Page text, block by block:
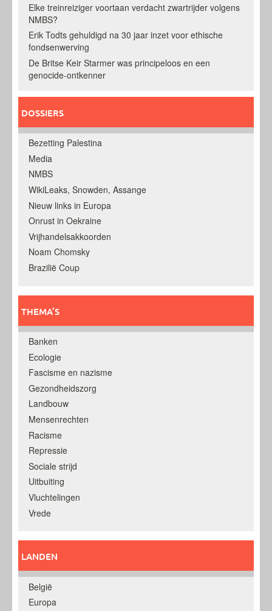
Elke treinreiziger voortaan verdacht zwartrijder volgens
NMBS?
Erik Todts gehuldigd na 30 jaar inzet voor ethische
fondsenwerving
De Britse Keir Starmer was principeloos en een
genocide-ontkenner
DOSSIERS
Bezetting Palestina
Media
NMBS
WikiLeaks, Snowden, Assange
Nieuw links in Europa
Onrust in Oekraine
Vrijhandelsakkoorden
Noam Chomsky
Brazilië Coup
THEMA’S
Banken
Ecologie
Fascisme en nazisme
Gezondheidszorg
Landbouw
Mensenrechten
Racisme
Repressie
Sociale strijd
Uitbuiting
Vluchtelingen
Vrede
LANDEN
België
Europa